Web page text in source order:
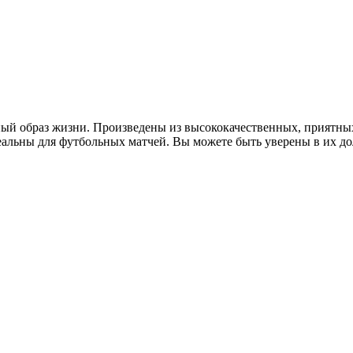
образ жизни. Произведены из высококачественных,
для футбольных матчей. Вы можете быть уверены в их